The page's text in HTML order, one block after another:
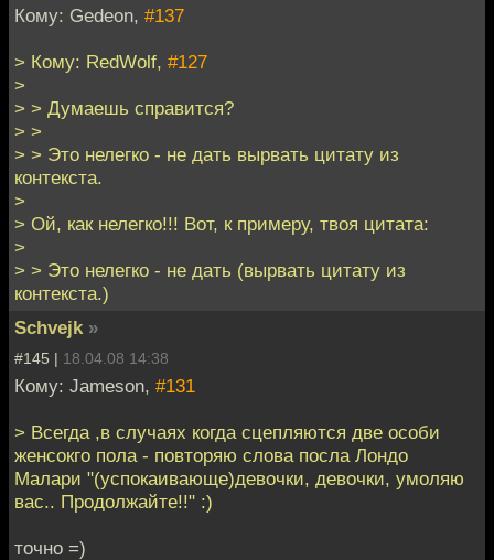
Кому: Gedeon, #137
> Кому: RedWolf, #127
>
> > Думаешь справится?
> >
> > Это нелегко - не дать вырвать цитату из
контекста.
>
> Ой, как нелегко!!! Вот, к примеру, твоя цитата:
>
> > Это нелегко - не дать (вырвать цитату из
контекста.)
Schvejk »
#145 | 18.04.08 14:38
Кому: Jameson, #131
> Всегда ,в случаях когда сцепляются две особи
женсокго пола - повторяю слова посла Лондо
Малари "(успокаивающе)девочки, девочки, умоляю
вас.. Продолжайте!!" :)
точно =)